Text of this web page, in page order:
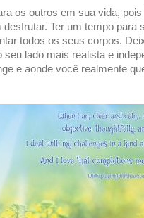
os outros em sua vida,
Ter um tempo para
todos os seus corpos.
lado mais realista e
e aonde você realmente